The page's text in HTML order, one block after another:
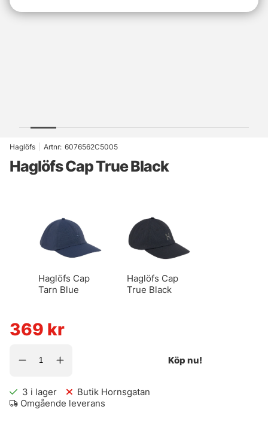
Haglöfs Artnr: 6076562C5005
Haglöfs Cap True Black
Haglöfs Cap
Tarn Blue
Haglöfs Cap
True Black
369 kr
Köp nu!
3 i lager
Butik Hornsgatan
Omgående leverans